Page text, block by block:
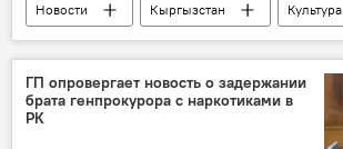
Новости Кыргызстан
Культура
Бишкек
Уикенд по-бишкекски
Афиша
Афиша выходных в Бишкеке
ГП опровергает новость о задержании
брата генпрокурора с наркотиками в
РК